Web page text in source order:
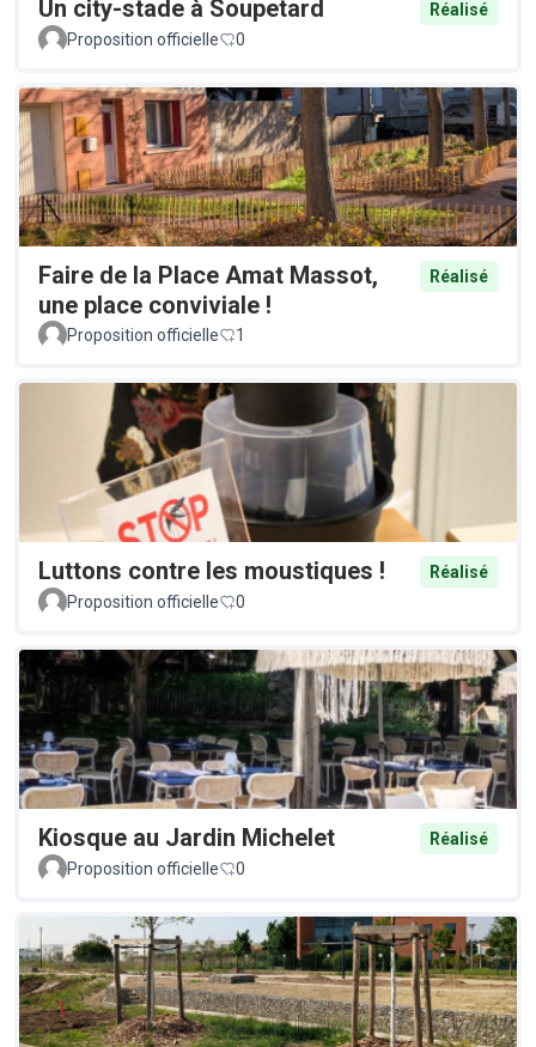
Un city-stade à Soupetard
Réalisé
Proposition officielle
0
Faire de la Place Amat Massot,
une place conviviale !
Réalisé
Proposition officielle 1
Luttons contre les moustiques !
Réalisé
Proposition officielle
0
Kiosque au Jardin Michelet
Réalisé
Proposition officielle
0